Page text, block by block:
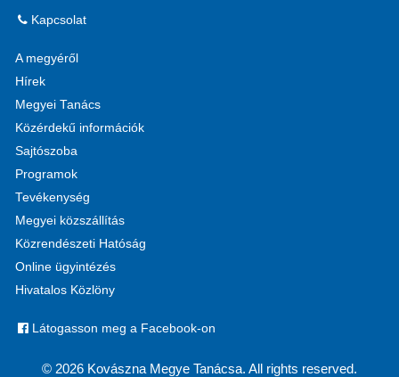
Kapcsolat
A megyéről
Hírek
Megyei Tanács
Közérdekű információk
Sajtószoba
Programok
Tevékenység
Megyei közszállítás
Közrendészeti Hatóság
Online ügyintézés
Hivatalos Közlöny
Látogasson meg a Facebook-on
© 2026 Kovászna Megye Tanácsa. All rights reserved.